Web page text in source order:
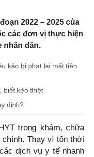
2022 – 2025 của
các đơn vị thực hiện
nhân dân.
kẻo bị phạt lại mất tiền
biết kẻo thiệt
định?
trong khám, chữa
Thay vì tốn thời
dịch vụ y tế nhanh